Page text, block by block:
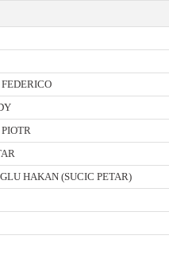
HAKAN (SUCIC PETAR)